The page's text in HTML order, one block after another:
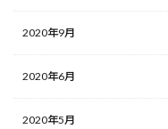
2020年9月
2020年6月
2020年5月